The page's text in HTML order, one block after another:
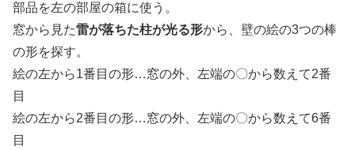
部品を左の部屋の箱に使う。
窓から見た雷が落ちた柱が光る形から、壁の絵の3つの棒
の形を探す。
絵の左から1番目の形…窓の外、左端の〇から数えて2番
目
絵の左から2番目の形…窓の外、左端の〇から数えて6番
目